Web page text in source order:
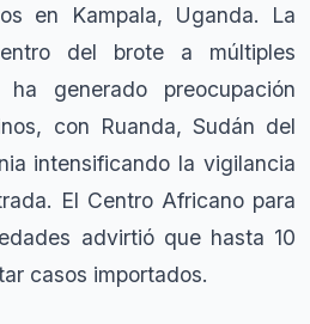
en Kampala, Uganda. La
del brote a múltiples
ha generado preocupación
con Ruanda, Sudán del
intensificando la vigilancia
El Centro Africano para
advirtió que hasta 10
casos importados.